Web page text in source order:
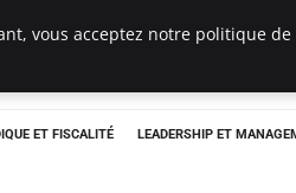
ET FISCALITÉ LEADERSHIP ET
vous acceptez notre politique